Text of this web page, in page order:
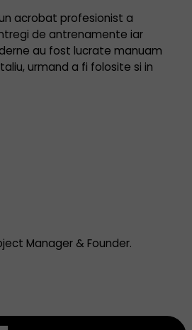
acrobat profesionist a
de antrenamente iar
au fost lucrate manuam
urmand a fi folosite si in
Manager & Founder.